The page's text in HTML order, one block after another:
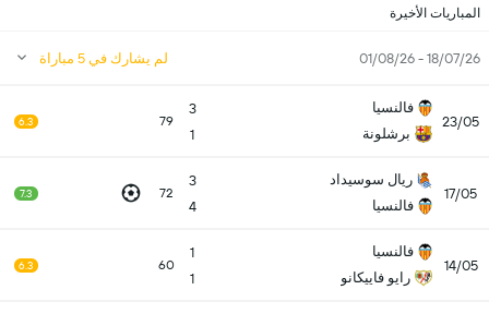
المباريات الأخيرة
18/07/26 - 01/08/26 لم يشارك في 5 مباراة
23/05
فالنسيا
برشلونة
3
1
79
6.3
17/05
ريال سوسيداد
فالنسيا
3
4
72
7.3
14/05
فالنسيا
رايو فاييكانو
1
1
60
6.3